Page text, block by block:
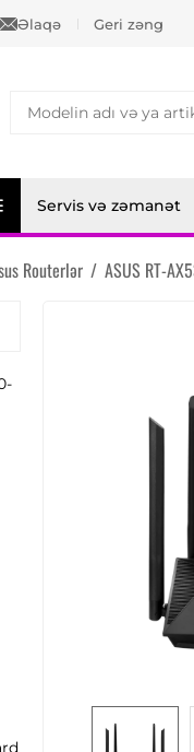
Əlaqə Geri zəng
Servis və zəmanət
Routerlər / ASUS RT-